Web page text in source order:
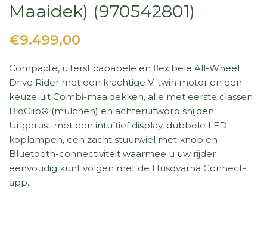
Maaidek) (970542801)
€9.499,00
Compacte, uiterst capabele en flexibele All-Wheel
Drive Rider met een krachtige V-twin motor en een
keuze uit Combi-maaidekken, alle met eerste classen
BioClip® (mulchen) en achteruitworp snijden.
Uitgerust met een intuïtief display, dubbele LED-
koplampen, een zacht stuurwiel met knop en
Bluetooth-connectiviteit waarmee u uw rijder
eenvoudig kunt volgen met de Husqvarna Connect-
app.